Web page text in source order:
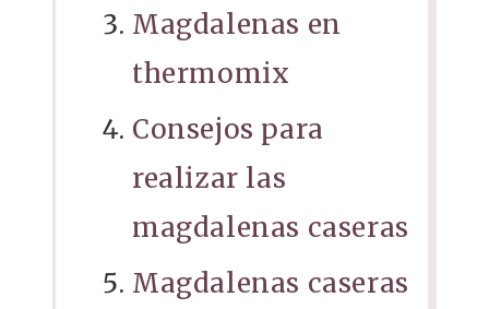
Magdalenas en
thermomix
Consejos para
realizar las
magdalenas caseras
Magdalenas caseras